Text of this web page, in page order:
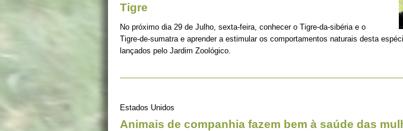
Tigre
No próximo dia 29 de Julho, sexta-feira, conhecer o Tigre-da-sibéria e o
Tigre-de-sumatra e aprender a estimular os comportamentos naturais desta
lançados pelo Jardim Zoológico.
Estados Unidos
Animais de companhia fazem bem à saúde das